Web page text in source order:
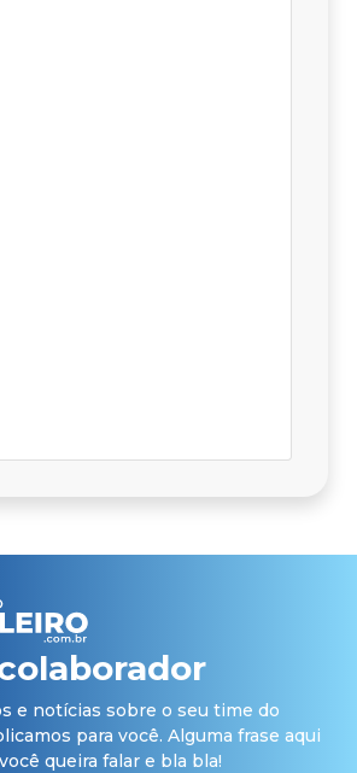
e notícias sobre o seu time do
para você. Alguma frase aqui
queira falar e bla bla!